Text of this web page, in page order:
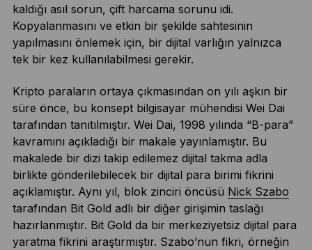
kaldığı asıl sorun, çift harcama sorunu idi.
Kopyalanmasını ve etkin bir şekilde sahtesinin
yapılmasını önlemek için, bir dijital varlığın yalnızca
tek bir kez kullanılabilmesi gerekir.
Kripto paraların ortaya çıkmasından on yılı aşkın bir
süre önce, bu konsept bilgisayar mühendisi Wei Dai
tarafından tanıtılmıştır. Wei Dai, 1998 yılında “B-para”
kavramını açıkladığı bir makale yayınlamıştır. Bu
makalede bir dizi takip edilemez dijital takma adla
birlikte gönderilebilecek bir dijital para birimi fikrini
açıklamıştır. Aynı yıl, blok zinciri öncüsü Nick Szabo
tarafından Bit Gold adlı bir diğer girişimin taslağı
hazırlanmıştır. Bit Gold da bir merkeziyetsiz dijital para
yaratma fikrini araştırmıştır. Szabo’nun fikri, örneğin